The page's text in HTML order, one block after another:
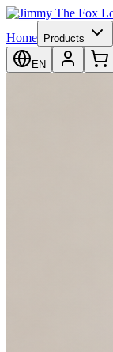
Home Products
EN